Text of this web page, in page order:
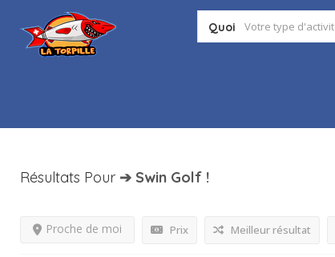
Quoi
Résultats Pour ➔ Swin Golf !
Prix
Proche de moi Meilleur résultat